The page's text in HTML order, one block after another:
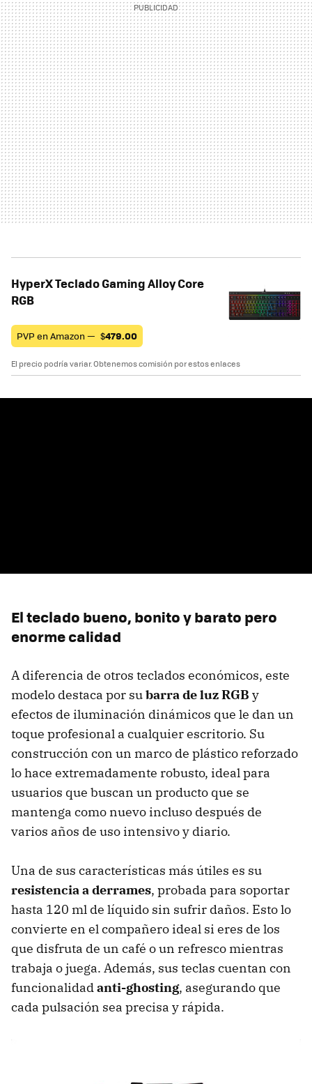
HyperX Teclado Gaming Alloy Core
RGB
PVP en Amazon — $479.00
El precio podría variar. Obtenemos comisión por estos enlaces
El teclado bueno, bonito y barato pero
enorme calidad
A diferencia de otros teclados económicos, este
modelo destaca por subarra de luz RGB y
efectos de iluminación dinámicos que le dan un
toque profesional a cualquier escritorio. Su
construcción con un marco de plástico reforzado
lo hace extremadamente robusto, ideal para
usuarios que buscan un producto que se
mantenga como nuevo incluso después de
varios años de uso intensivo y diario.
Una de sus características más útiles es su
resistencia a derrames, probada para soportar
hasta 120 ml de líquido sin sufrir daños. Esto lo
convierte en el compañero ideal si eres de los
que disfruta de un café o un refresco mientras
trabaja o juega. Además, sus teclas cuentan con
funcionalidadanti-ghosting, asegurando que
cada pulsación sea precisa y rápida.